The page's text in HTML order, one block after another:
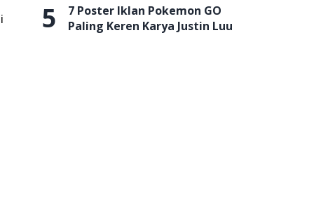
5
7 Poster Iklan Pokemon GO
Paling Keren Karya Justin Luu